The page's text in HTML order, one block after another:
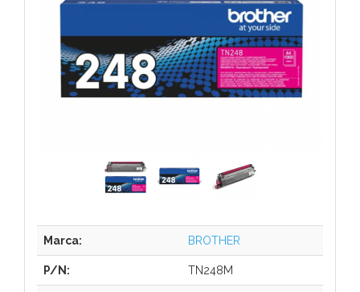
Marca: BROTHER
P/N: TN248M